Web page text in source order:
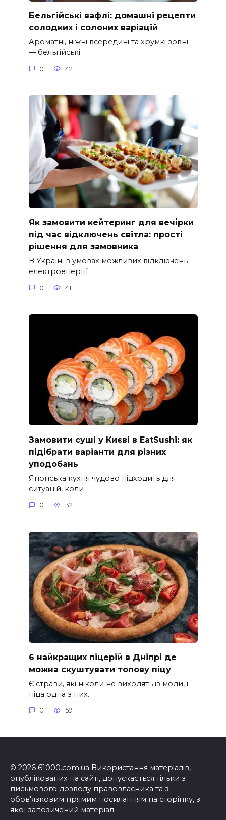
Бельгійські вафлі: домашні рецепти
солодких і солоних варіацій
Ароматні, ніжні всередині та хрумкі зовні
— бельгійські
0 42
Як замовити кейтеринг для вечірки
під час відключень світла: прості
рішення для замовника
В Україні в умовах можливих відключень
електроенергії
0 41
Замовити суші у Києві в EatSushi: як
підібрати варіанти для різних
уподобань
Японська кухня чудово підходить для
ситуацій, коли
0 32
6 найкращих піцерій в Дніпрі де
можна скуштувати топову піцу
Є страви, які ніколи не виходять із моди, і
піца одна з них.
0 59
© 2026 61000.com.ua Використання матеріалів,
опублікованих на сайті, допускається тільки з
письмового дозволу правовласника та з
обов'язковим прямим посиланням на сторінку, з
якої запозичений матеріал.